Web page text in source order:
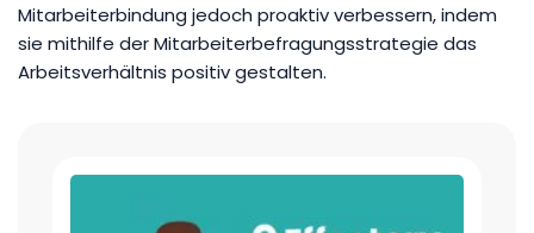
Mitarbeiterbindung jedoch proaktiv verbessern, indem
sie mithilfe der Mitarbeiterbefragungsstrategie das
Arbeitsverhältnis positiv gestalten.